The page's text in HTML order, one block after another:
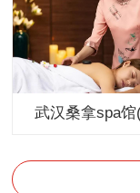
武汉桑拿spa馆